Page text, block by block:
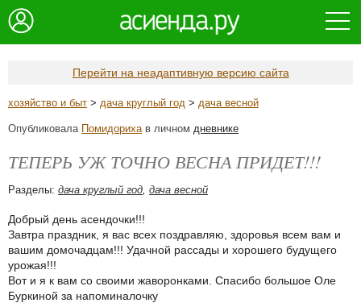
Перейти на неадаптивную версию сайта
хозяйство и быт > дача круглый год > дача весной
Опубликовала Помидорихав личном дневнике
ТЕПЕРЬ УЖ ТОЧНО ВЕСНА ПРИДЕТ!!!
Разделы: дача круглый год, дача весной
Добрый день асендочки!!!
Завтра праздник, я вас всех поздравляю, здоровья всем вам и
вашим домочадцам!!! Удачной рассады и хорошего будущего
урожая!!!
Вот и я к вам со своими жаворонками. Спасибо большое Оле
Буркиной за напоминалочку